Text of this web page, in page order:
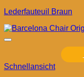
Lederfauteuil Braun
Schnellansicht